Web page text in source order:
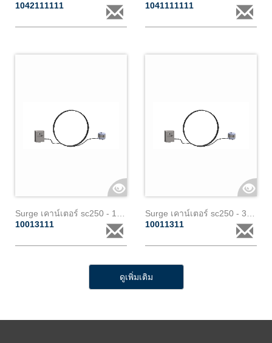
1042111111
1041111111
10013111
10011311
ดูเพิ่มเติม